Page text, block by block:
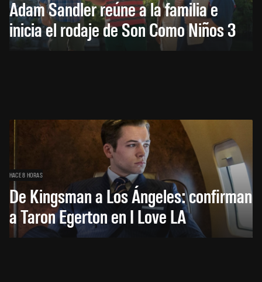
Adam Sandler reúne a la familia e
inicia el rodaje de Son Como Niños 3
HACE 8 HORAS
De Kingsman a Los Ángeles: confirman
a Taron Egerton en I Love LA